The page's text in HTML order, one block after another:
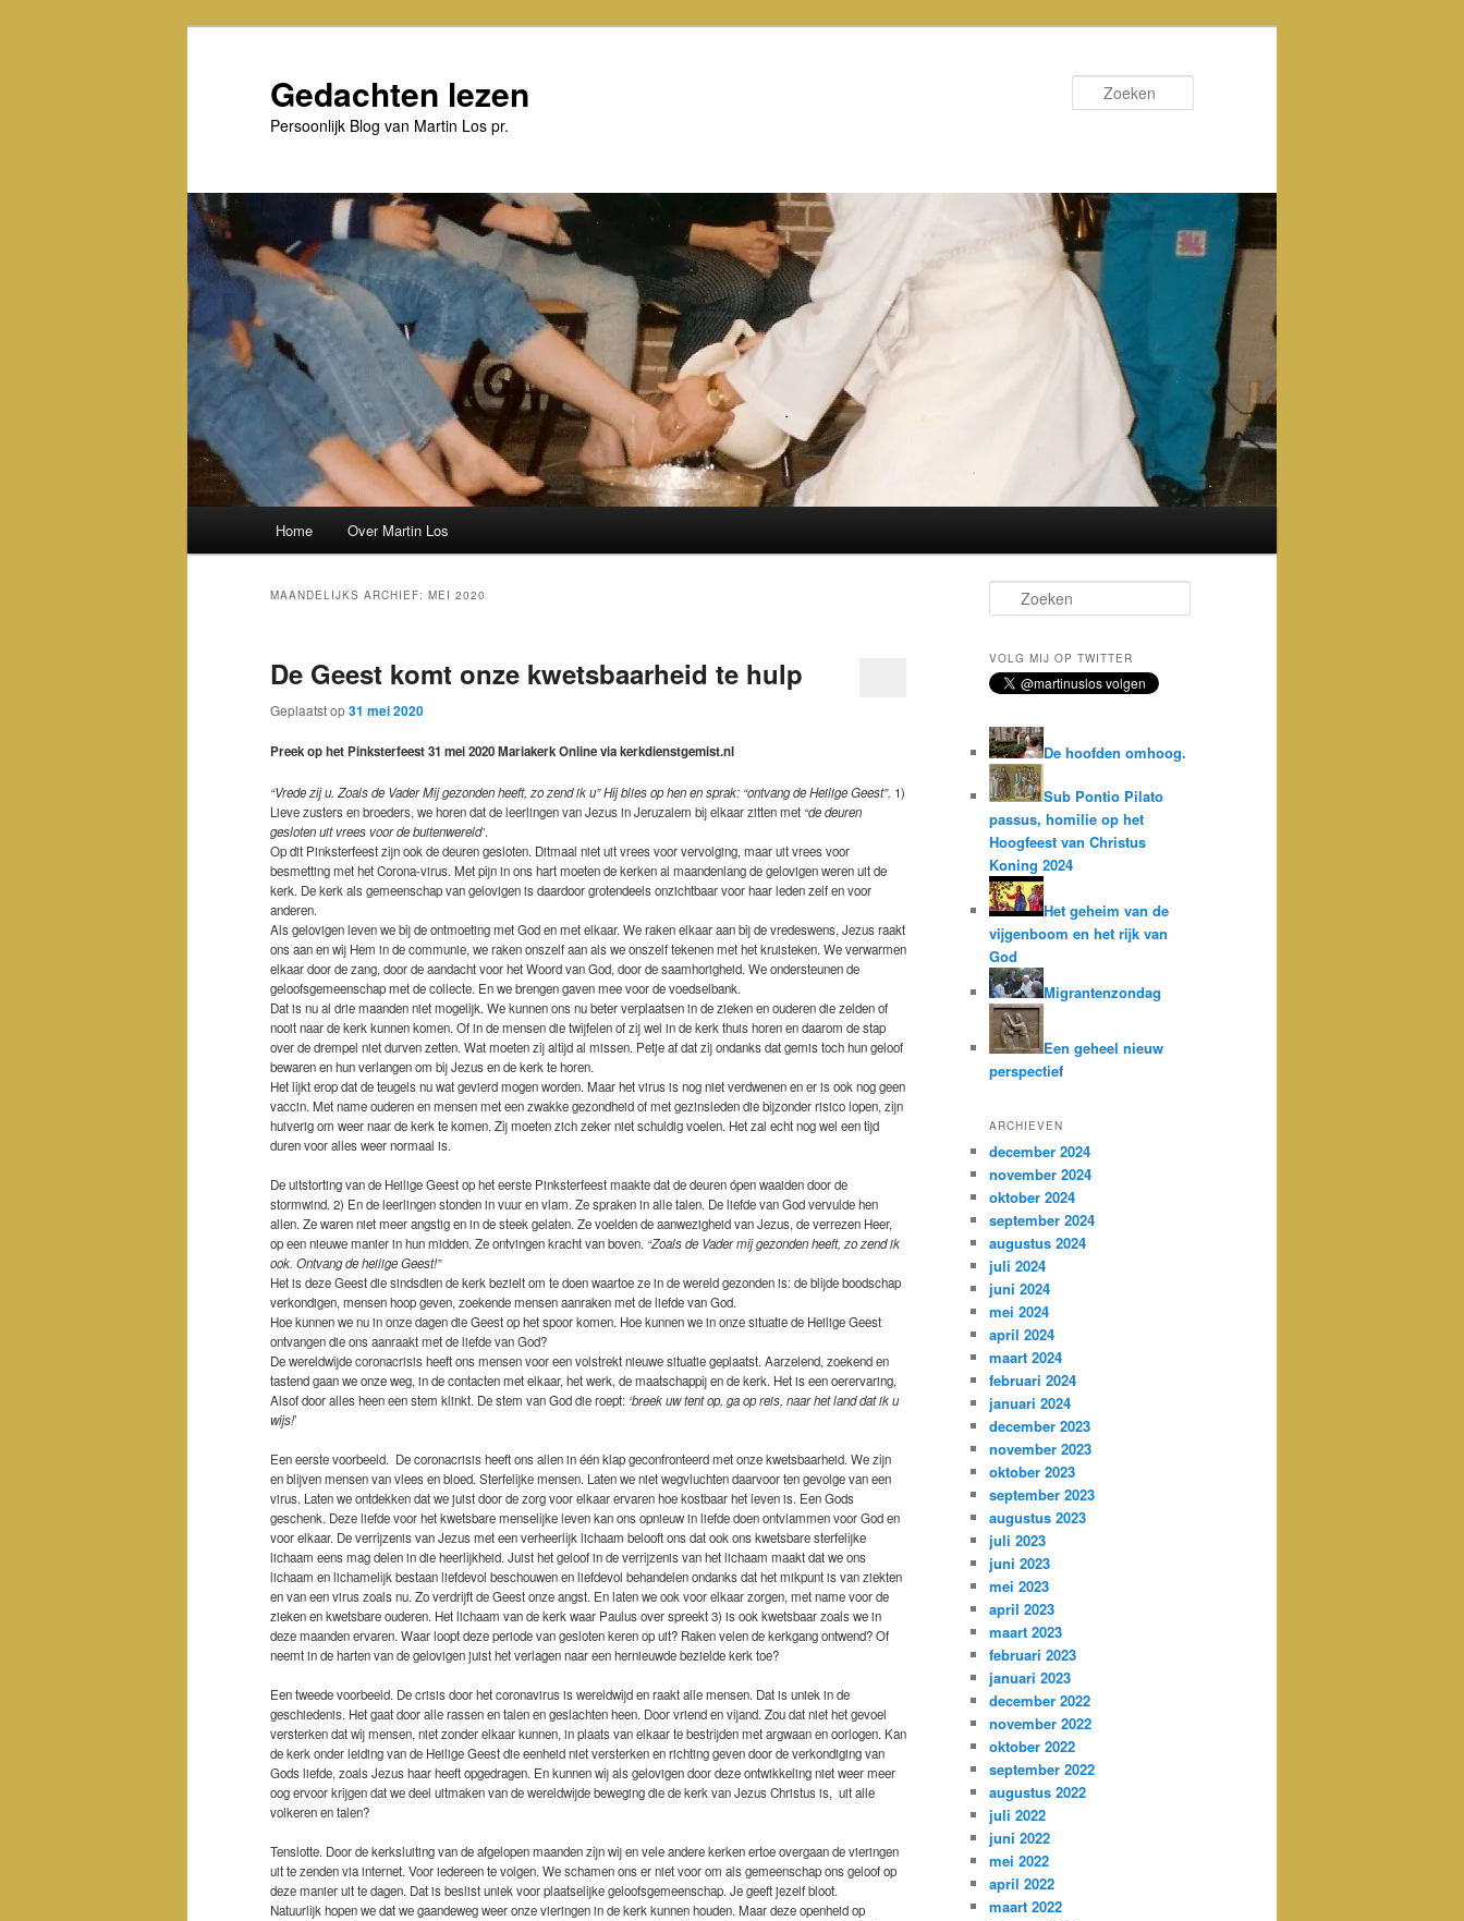
Gedachten lezen
Persoonlijk Blog van Martin Los pr.
Home Over Martin Los
MAANDELIJKS ARCHIEF: MEI 2020
De Geest komt onze kwetsbaarheid te hulp
Geplaatst op31 mei 2020
Preek op het Pinksterfeest 31 mei 2020 Mariakerk Online via kerkdienstgemist.nl
“Vrede zij u. Zoals de Vader Mij gezonden heeft, zo zend ik u” Hij blies op hen en sprak: “ontvang de Heilige Geest”. 1)
Lieve zusters en broeders, we horen dat de leerlingen van Jezus in Jeruzalem bij elkaar zitten met “de deuren
gesloten uit vrees voor de buitenwereld’.
Op dit Pinksterfeest zijn ook de deuren gesloten. Ditmaal niet uit vrees voor vervolging, maar uit vrees voor
besmetting met het Corona-virus. Met pijn in ons hart moeten de kerken al maandenlang de gelovigen weren uit de
kerk. De kerk als gemeenschap van gelovigen is daardoor grotendeels onzichtbaar voor haar leden zelf en voor
anderen.
Als gelovigen leven we bij de ontmoeting met God en met elkaar. We raken elkaar aan bij de vredeswens, Jezus raakt
ons aan en wij Hem in de communie, we raken onszelf aan als we onszelf tekenen met het kruisteken. We verwarmen
elkaar door de zang, door de aandacht voor het Woord van God, door de saamhorigheid. We ondersteunen de
geloofsgemeenschap met de collecte. En we brengen gaven mee voor de voedselbank.
Dat is nu al drie maanden niet mogelijk. We kunnen ons nu beter verplaatsen in de zieken en ouderen die zelden of
nooit naar de kerk kunnen komen. Of in de mensen die twijfelen of zij wel in de kerk thuis horen en daarom de stap
over de drempel niet durven zetten. Wat moeten zij altijd al missen. Petje af dat zij ondanks dat gemis toch hun geloof
bewaren en hun verlangen om bij Jezus en de kerk te horen.
Het lijkt erop dat de teugels nu wat gevierd mogen worden. Maar het virus is nog niet verdwenen en er is ook nog geen
vaccin. Met name ouderen en mensen met een zwakke gezondheid of met gezinsleden die bijzonder risico lopen, zijn
huiverig om weer naar de kerk te komen. Zij moeten zich zeker niet schuldig voelen. Het zal echt nog wel een tijd
duren voor alles weer normaal is.
De uitstorting van de Heilige Geest op het eerste Pinksterfeest maakte dat de deuren ópen waaiden door de
stormwind. 2) En de leerlingen stonden in vuur en vlam. Ze spraken in alle talen. De liefde van God vervulde hen
allen. Ze waren niet meer angstig en in de steek gelaten. Ze voelden de aanwezigheid van Jezus, de verrezen Heer,
op een nieuwe manier in hun midden. Ze ontvingen kracht van boven. “Zoals de Vader mij gezonden heeft, zo zend ik
ook. Ontvang de heilige Geest!”
Het is deze Geest die sindsdien de kerk bezielt om te doen waartoe ze in de wereld gezonden is: de blijde boodschap
verkondigen, mensen hoop geven, zoekende mensen aanraken met de liefde van God.
Hoe kunnen we nu in onze dagen die Geest op het spoor komen. Hoe kunnen we in onze situatie de Heilige Geest
ontvangen die ons aanraakt met de liefde van God?
De wereldwijde coronacrisis heeft ons mensen voor een volstrekt nieuwe situatie geplaatst. Aarzelend, zoekend en
tastend gaan we onze weg, in de contacten met elkaar, het werk, de maatschappij en de kerk. Het is een oerervaring,
Alsof door alles heen een stem klinkt. De stem van God die roept: ‘breek uw tent op, ga op reis, naar het land dat ik u
wijs!’
Een eerste voorbeeld. De coronacrisis heeft ons allen in één klap geconfronteerd met onze kwetsbaarheid. We zijn
en blijven mensen van vlees en bloed. Sterfelijke mensen. Laten we niet wegvluchten daarvoor ten gevolge van een
virus. Laten we ontdekken dat we juist door de zorg voor elkaar ervaren hoe kostbaar het leven is. Een Gods
geschenk. Deze liefde voor het kwetsbare menselijke leven kan ons opnieuw in liefde doen ontvlammen voor God en
voor elkaar. De verrijzenis van Jezus met een verheerlijk lichaam belooft ons dat ook ons kwetsbare sterfelijke
lichaam eens mag delen in die heerlijkheid. Juist het geloof in de verrijzenis van het lichaam maakt dat we ons
lichaam en lichamelijk bestaan liefdevol beschouwen en liefdevol behandelen ondanks dat het mikpunt is van ziekten
en van een virus zoals nu. Zo verdrijft de Geest onze angst. En laten we ook voor elkaar zorgen, met name voor de
zieken en kwetsbare ouderen. Het lichaam van de kerk waar Paulus over spreekt 3) is ook kwetsbaar zoals we in
deze maanden ervaren. Waar loopt deze periode van gesloten keren op uit? Raken velen de kerkgang ontwend? Of
neemt in de harten van de gelovigen juist het verlagen naar een hernieuwde bezielde kerk toe?
Een tweede voorbeeld. De crisis door het coronavirus is wereldwijd en raakt alle mensen. Dat is uniek in de
geschiedenis. Het gaat door alle rassen en talen en geslachten heen. Door vriend en vijand. Zou dat niet het gevoel
versterken dat wij mensen, niet zonder elkaar kunnen, in plaats van elkaar te bestrijden met argwaan en oorlogen. Kan
de kerk onder leiding van de Heilige Geest die eenheid niet versterken en richting geven door de verkondiging van
Gods liefde, zoals Jezus haar heeft opgedragen. En kunnen wij als gelovigen door deze ontwikkeling niet weer meer
oog ervoor krijgen dat we deel uitmaken van de wereldwijde beweging die de kerk van Jezus Christus is, uit alle
volkeren en talen?
Tenslotte. Door de kerksluiting van de afgelopen maanden zijn wij en vele andere kerken ertoe overgaan de vieringen
uit te zenden via internet. Voor iedereen te volgen. We schamen ons er niet voor om als gemeenschap ons geloof op
deze manier uit te dagen. Dat is beslist uniek voor plaatselijke geloofsgemeenschap. Je geeft jezelf bloot.
Natuurlijk hopen we dat we gaandeweg weer onze vieringen in de kerk kunnen houden. Maar deze openheid op
o
k
e
n
VOLG MIJ OP TWITTER
De hoofden omhoog.
Sub Pontio Pilato
passus, homilie op het
Hoogfeest van Christus
Koning 2024
Het geheim van de
vijgenboom en het rijk van
God
Migrantenzondag
Een geheel nieuw
perspectief
ARCHIEVEN
december 2024
november 2024
oktober 2024
september 2024
augustus 2024
juli 2024
juni 2024
mei 2024
april 2024
maart 2024
februari 2024
januari 2024
december 2023
november 2023
oktober 2023
september 2023
augustus 2023
juli 2023
juni 2023
mei 2023
april 2023
maart 2023
februari 2023
januari 2023
december 2022
november 2022
oktober 2022
september 2022
augustus 2022
juli 2022
juni 2022
mei 2022
april 2022
maart 2022